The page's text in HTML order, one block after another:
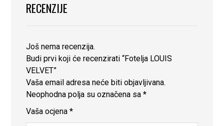
RECENZIJE
Još nema recenzija.
Budi prvi koji će recenzirati “Fotelja LOUIS
VELVET”
Vaša email adresa neće biti objavljivana.
Neophodna polja su označena sa*
Vaša ocjena*